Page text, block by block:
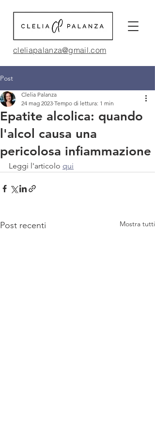
cleliapalanza@gmail.com
Post
Epatite alcolica: quando
l'alcol causa una
pericolosa infiammazione
Clelia Palanza
24 mag 2023 Tempo di lettura: 1 min
Leggi l'articolo qui
Post recenti Mostra tutti